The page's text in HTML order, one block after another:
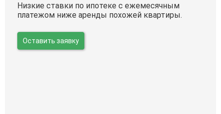
Низкие ставки по ипотеке с ежемесячным
платежом ниже аренды похожей квартиры.
Оставить заявку